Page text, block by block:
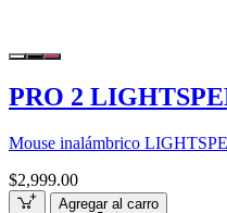
PRO 2
Mouse inalámbrico
$2,999.00
Agregar al carro